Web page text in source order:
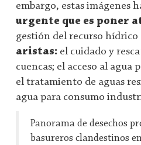
embargo, estas imágenes
urgente que es poner
gestión del recurso hídrico
aristas: el cuidado y
cuencas; el acceso al agua
el tratamiento de aguas
agua para consumo
Panorama de desechos
basureros clandestinos